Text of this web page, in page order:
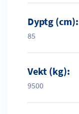
Dyptg (cm):
85
Vekt (kg):
9500